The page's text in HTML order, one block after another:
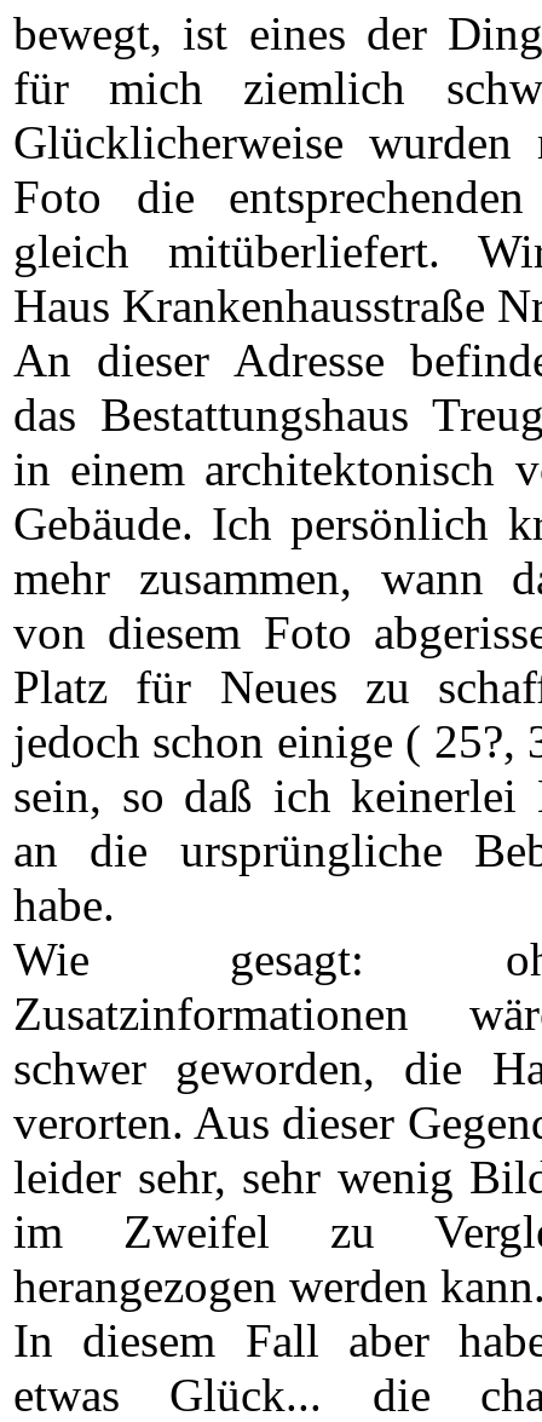
bewegt, ist eines der
für mich ziemlich
Glücklicherweise
Foto die
gleich mitüberliefert.
Haus Krankenhausstraße
An dieser Adresse
das Bestattungshaus
in einem architektonisch
Gebäude. Ich persönlich
mehr zusammen, wann
von diesem Foto
Platz für Neues zu
jedoch schon einige ( 25?,
sein, so daß ich keinerlei
an die ursprüngliche
habe.
Wie gesagt:
Zusatzinformationen
schwer geworden, die
verorten. Aus dieser
leider sehr, sehr wenig
im Zweifel zu
herangezogen werden
In diesem Fall aber
etwas Glück... die